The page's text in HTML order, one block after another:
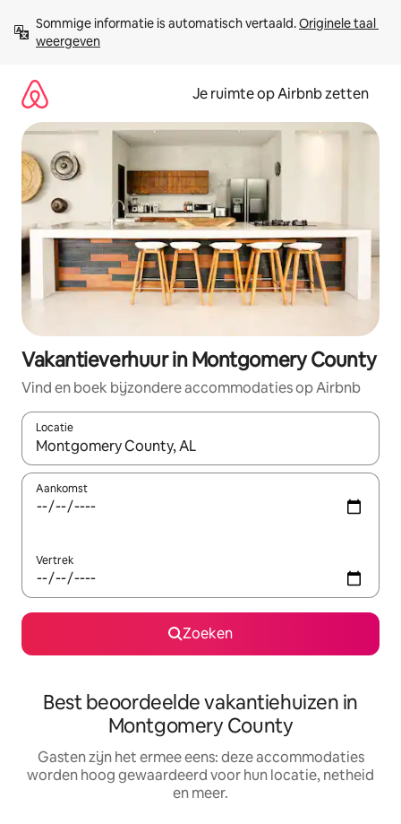
direct
naar
Sommige informatie is automatisch vertaald. Originele taal
weergeven
Je ruimte op Airbnb zetten
Vakantieverhuur in Montgomery County
Vind en boek bijzondere accommodaties op Airbnb
Locatie
Wanneer er suggesties beschikbaar zijn, maak je een keuze
Aankomst
Vertrek
Zoeken
Best beoordeelde vakantiehuizen in
Montgomery County
Gasten zijn het ermee eens: deze accommodaties
worden hoog gewaardeerd voor hun locatie, netheid
en meer.